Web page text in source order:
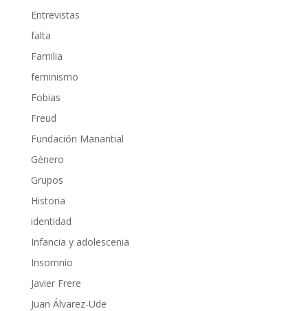
Entrevistas
falta
Familia
feminismo
Fobias
Freud
Fundación Manantial
Género
Grupos
Historia
identidad
Infancia y adolescenia
Insomnio
Javier Frere
Juan Álvarez-Ude